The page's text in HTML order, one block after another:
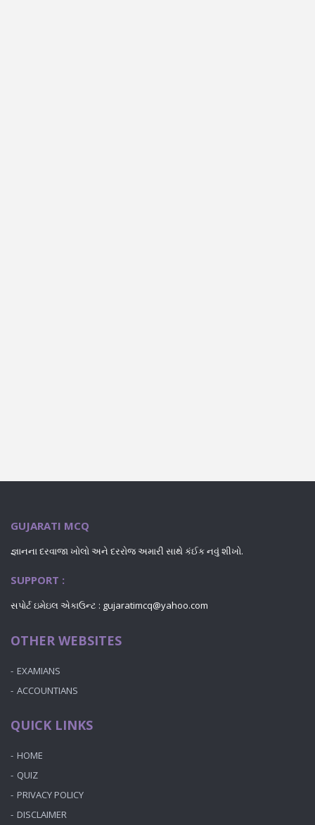
GUJARATI MCQ
જ્ઞાનના દરવાજા ખોલો અને દરરોજ અમારી સાથે કંઈક નવું શીખો.
SUPPORT :
સપોર્ટ ઇમેઇલ એકાઉન્ટ : gujaratimcq@yahoo.com
OTHER WEBSITES
EXAMIANS
ACCOUNTIANS
QUICK LINKS
HOME
QUIZ
PRIVACY POLICY
DISCLAIMER